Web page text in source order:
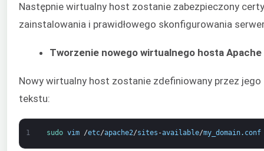
Następnie wirtualny host zostanie zabezpieczony
zainstalowania i prawidłowego skonfigurowania
Tworzenie nowego wirtualnego hosta Apache
Nowy wirtualny host zostanie zdefiniowany przez
tekstu:
1 sudo vim /etc/apache2/sites -available/my_domain. conf